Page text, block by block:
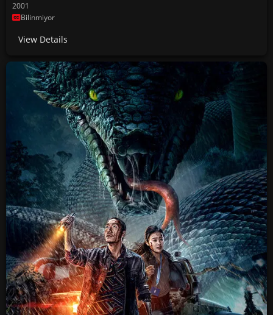
2001
Bilinmiyor
View Details